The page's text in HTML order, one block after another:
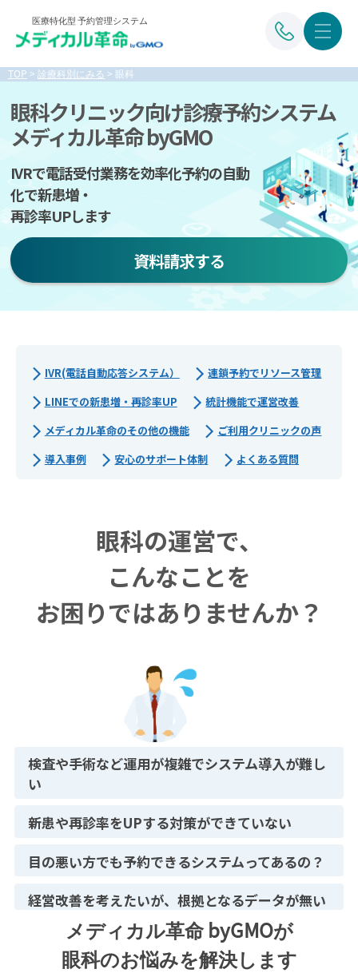
医療特化型 予約管理システム
TOP > 診療科別にみる > 眼科
眼科クリニック向け診療予約システム
メディカル革命 byGMO
IVRで電話受付業務を効率化予約の自動
化で新患増・
再診率UPします
資料請求する
IVR(電話自動応答システム）
連鎖予約でリソース管理
LINEでの新患増・再診率UP
統計機能で運営改善
メディカル革命のその他の機能
ご利用クリニックの声
導入事例
安心のサポート体制 よくある質問
眼科の運営で、
こんなことを
お困りではありませんか？
検査や手術など運用が複雑でシステム導入が難し
い
新患や再診率をUPする対策ができていない
目の悪い方でも予約できるシステムってあるの？
経営改善を考えたいが、根拠となるデータが無い
メディカル革命 byGMOが
眼科のお悩みを解決します